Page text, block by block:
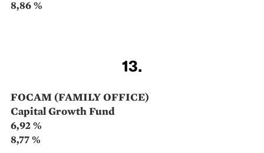
2,06 %
11.
WOLFGANG NAGENGAST
Siemens Global Growth
7,36 %
13,7 %